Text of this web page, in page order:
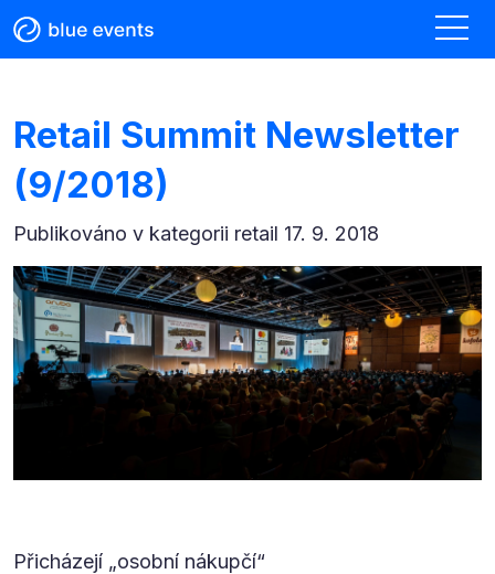
Retail Summit Newsletter
(9/2018)
Publikováno v kategorii retail 17. 9. 2018
Přicházejí „osobní nákupčí“